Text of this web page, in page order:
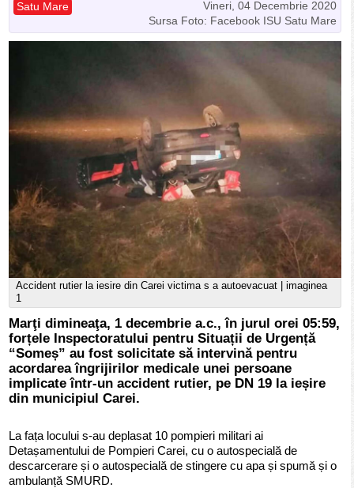
Vineri, 04 Decembrie 2020
Satu Mare
Sursa Foto: Facebook ISU Satu Mare
Accident rutier la iesire din Carei victima s a autoevacuat | imaginea
1
Marţi dimineaţa, 1 decembrie a.c., în jurul orei 05:59,
forțele Inspectoratului pentru Situații de Urgență
“Someș” au fost solicitate să intervină pentru
acordarea îngrijirilor medicale unei persoane
implicate într-un accident rutier, pe DN 19 la ieșire
din municipiul Carei.
La fața locului s-au deplasat 10 pompieri militari ai
Detașamentului de Pompieri Carei, cu o autospecială de
descarcerare și o autospecială de stingere cu apa și spumă și o
ambulanță SMURD.